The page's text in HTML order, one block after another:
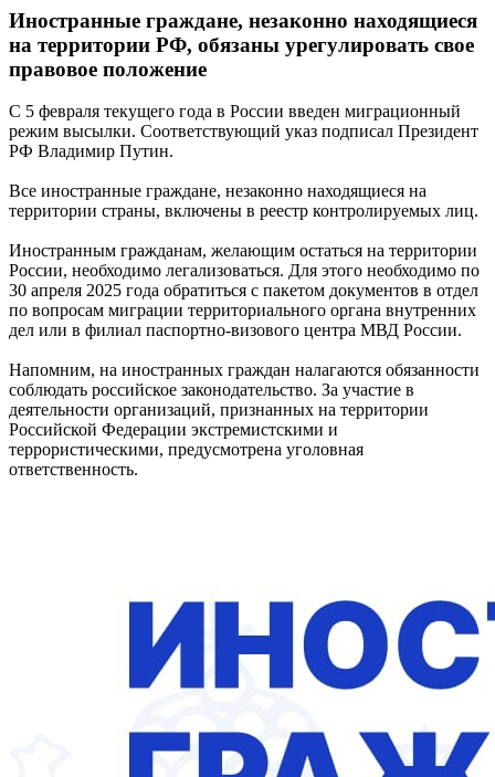
Иностранные граждане, незаконно находящиеся
на территории РФ, обязаны урегулировать свое
правовое положение
С 5 февраля текущего года в России введен миграционный
режим высылки. Соответствующий указ подписал Президент
РФ Владимир Путин.
Все иностранные граждане, незаконно находящиеся на
территории страны, включены в реестр контролируемых лиц.
Иностранным гражданам, желающим остаться на территории
России, необходимо легализоваться. Для этого необходимо по
30 апреля 2025 года обратиться с пакетом документов в отдел
по вопросам миграции территориального органа внутренних
дел или в филиал паспортно-визового центра МВД России.
Напомним, на иностранных граждан налагаются обязанности
соблюдать российское законодательство. За участие в
деятельности организаций, признанных на территории
Российской Федерации экстремистскими и
террористическими, предусмотрена уголовная
ответственность.